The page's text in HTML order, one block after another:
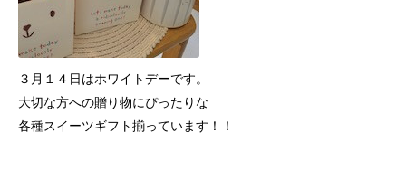
３月１４日はホワイトデーです。
大切な方への贈り物にぴったりな
各種スイーツギフト揃っています！！